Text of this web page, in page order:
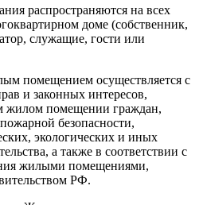
распространяются на всех
доме (собственник,
служащие, гости или
помещением осуществляется с
и законных интересов,
жилом помещении граждан,
безопасности,
экологических и иных
а также в соответствии с
жилыми помещениями,
РФ.